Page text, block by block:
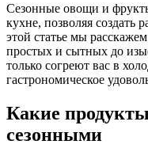
Сезонные овощи и
кухне, позволяя создать
этой статье мы
простых и сытных до
только согреют вас в
гастрономическое
Какие
сезонными